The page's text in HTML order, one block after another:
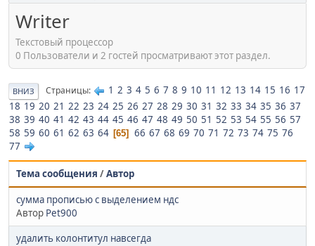
Writer
Текстовый процессор
0 Пользователи и 2 гостей просматривают этот раздел.
ВНИЗ Страницы 1 2 3 4 5 6 7 8 9 10 11 12 13 14 15 16 17
18 19 20 21 22 23 24 25 26 27 28 29 30 31 32 33 34 35 36 37
38 39 40 41 42 43 44 45 46 47 48 49 50 51 52 53 54 55 56 57
58 59 60 61 62 63 64 65 66 67 68 69 70 71 72 73 74 75 76
77
Тема сообщения /Автор
сумма прописью с выделением ндс
Автор Pet900
удалить колонтитул навсегда